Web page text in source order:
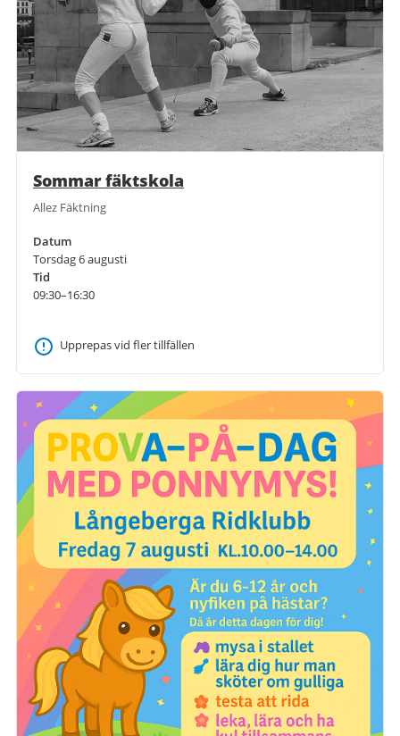
Sommar fäktskola
Allez Fäktning
Datum
Torsdag 6 augusti
Tid
09:30–16:30
Upprepas vid fler tillfällen